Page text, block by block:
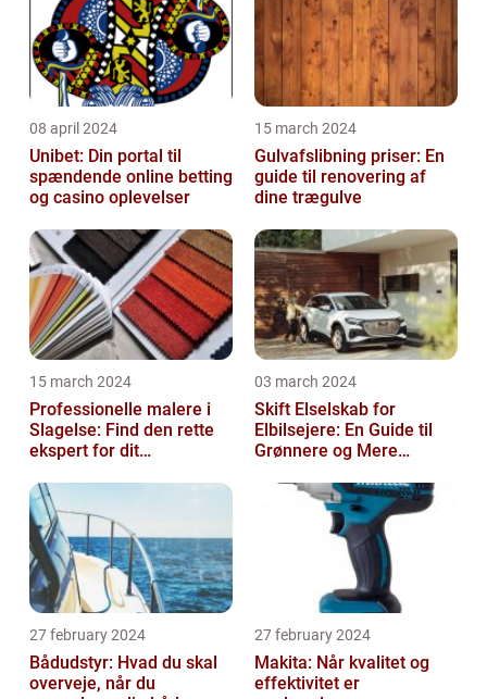
08 april 2024
Unibet: Din portal til
spændende online betting
og casino oplevelser
15 march 2024
Gulvafslibning priser: En
guide til renovering af
dine trægulve
15 march 2024
Professionelle malere i
Slagelse: Find den rette
ekspert for dit
03 march 2024
Skift Elselskab for
Elbilsejere: En Guide til
Grønnere og Mere
27 february 2024
Bådudstyr: Hvad du skal
overveje, når du
27 february 2024
Makita: Når kvalitet og
effektivitet er